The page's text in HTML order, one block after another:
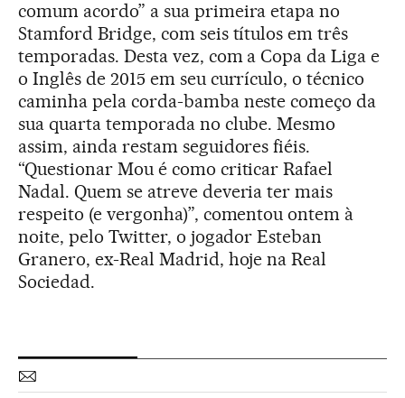
comum acordo” a sua primeira etapa no
Stamford Bridge, com seis títulos em três
temporadas. Desta vez, com a Copa da Liga e
o Inglês de 2015 em seu currículo, o técnico
caminha pela corda-bamba neste começo da
sua quarta temporada no clube. Mesmo
assim, ainda restam seguidores fiéis.
“Questionar Mou é como criticar Rafael
Nadal. Quem se atreve deveria ter mais
respeito (e vergonha)”, comentou ontem à
noite, pelo Twitter, o jogador Esteban
Granero, ex-Real Madrid, hoje na Real
Sociedad.